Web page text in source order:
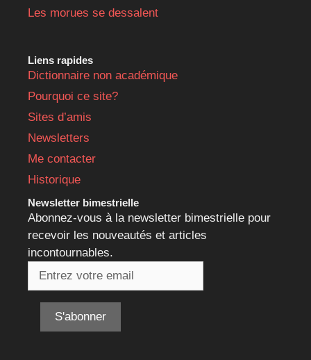
Les morues se dessalent
Liens rapides
Dictionnaire non académique
Pourquoi ce site?
Sites d’amis
Newsletters
Me contacter
Historique
Newsletter bimestrielle
Abonnez-vous à la newsletter bimestrielle pour
recevoir les nouveautés et articles
incontournables.